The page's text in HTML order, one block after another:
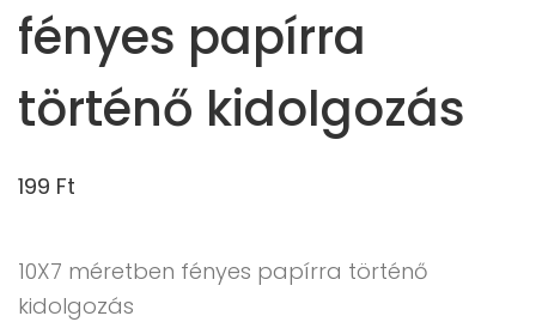
fényes papírra
történő kidolgozás
199 Ft
10X7 méretben fényes papírra történő
kidolgozás